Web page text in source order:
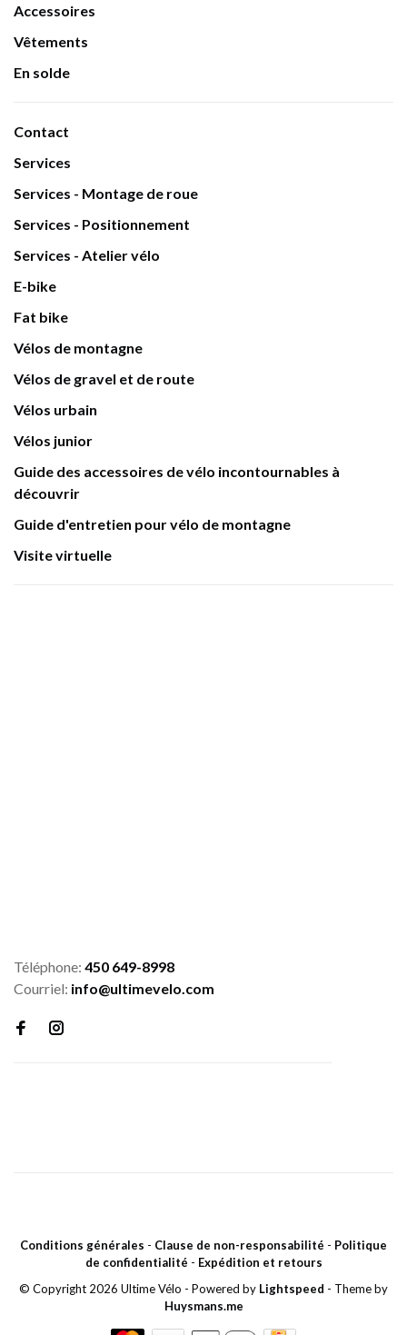
Accessoires
Vêtements
En solde
Contact
Services
Services - Montage de roue
Services - Positionnement
Services - Atelier vélo
E-bike
Fat bike
Vélos de montagne
Vélos de gravel et de route
Vélos urbain
Vélos junior
Guide des accessoires de vélo incontournables à
découvrir
Guide d'entretien pour vélo de montagne
Visite virtuelle
Téléphone: 450 649-8998
Courriel: info@ultimevelo.com
Conditions générales - Clause de non-responsabilité - Politique
de confidentialité - Expédition et retours
© Copyright 2026 Ultime Vélo - Powered by Lightspeed - Theme by
Huysmans.me